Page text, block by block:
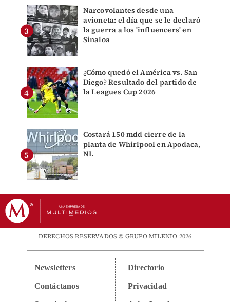
Narcovolantes desde una
avioneta: el día que se le declaró
la guerra a los 'influencers' en
Sinaloa
¿Cómo quedó el América vs. San
Diego? Resultado del partido de
la Leagues Cup 2026
Costará 150 mdd cierre de la
planta de Whirlpool en Apodaca,
NL
DERECHOS RESERVADOS © GRUPO MILENIO 2026
Newsletters
Contáctanos
Directorio
Privacidad